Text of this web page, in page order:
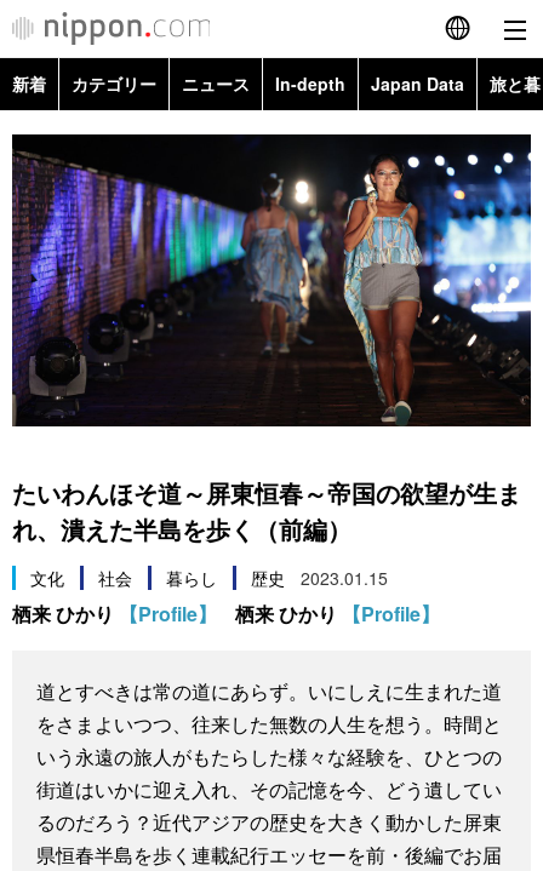
English
简体字
繁體字
Français
Español
العربية
カテゴリー
政治・外交
経済・ビジネス
社会
文化
暮らし
スポーツ・東京2020
ニュース
トップ
In-depth
旅と暮らし
動画/Live
Cinema
Topics
Images
新着 カテゴリー ニュース In-depth Japan Data 旅と
政治・外交
経済・ビジネス
国際・海外
社会
文化
暮らし
スポーツ・東京2020
Topics
Images
People
東京
お知らせ
たいわんほそ道～屏東恒春～帝国の欲望が生ま
れ、潰えた半島を歩く（前編）
文化 社会 暮らし 歴史 2023.01.15
栖来 ひかり 【Profile】 栖来 ひかり 【Profile】
道とすべきは常の道にあらず。いにしえに生まれた道
をさまよいつつ、往来した無数の人生を想う。時間と
いう永遠の旅人がもたらした様々な経験を、ひとつの
街道はいかに迎え入れ、その記憶を今、どう遺してい
るのだろう？近代アジアの歴史を大きく動かした屏東
県恒春半島を歩く連載紀行エッセーを前・後編でお届